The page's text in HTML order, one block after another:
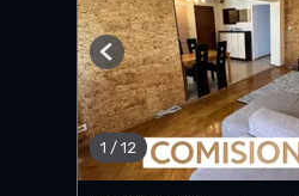
1 / 12
Previous